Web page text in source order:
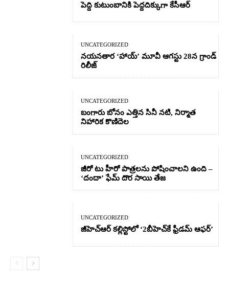
పెద్ది కుటుంబానికి పెద్దదిక్కుగా కేసీఆర్
UNCATEGORIZED
నయనతార ‘హాయ్’ మూవీ ఆగస్టు 28న గ్రాండ్
రిలీజ్
UNCATEGORIZED
బంగారు బోనం ఎత్తిన సినీ నటి, నిర్మాత
నిహారిక కొణిదెల
UNCATEGORIZED
జీరో టు హీరో పాత్రలను పోషించాలని ఉంది –
‘దందా’ ఫేమ్ దొర సాయి తేజ
UNCATEGORIZED
జీహెచ్ఆర్‌ కల్లిస్టోలో ‘2బీహెచ్‌కే ఫ్రీడమ్ ఆఫర్’